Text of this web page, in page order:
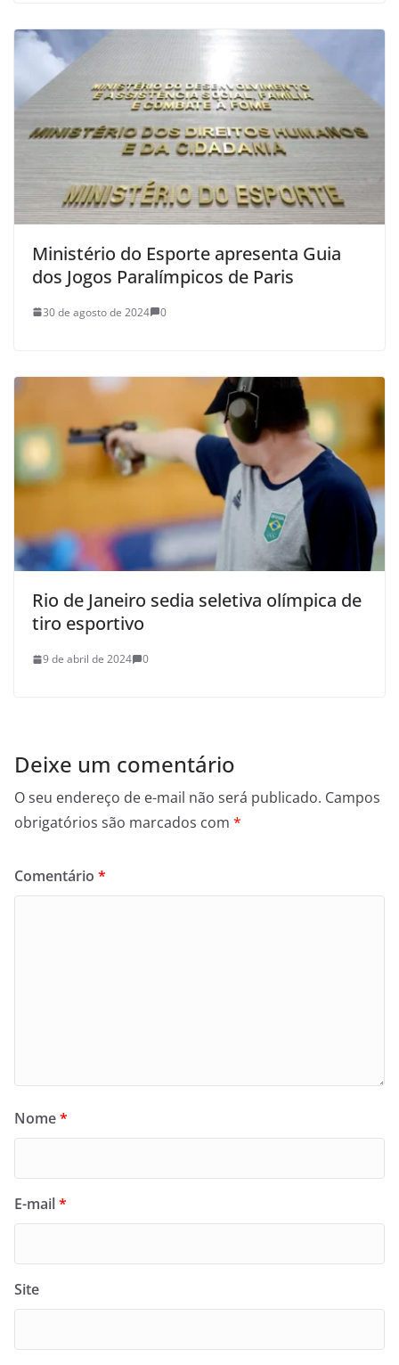
Ministério do Esporte apresenta Guia
dos Jogos Paralímpicos de Paris
30 de agosto de 2024 0
Rio de Janeiro sedia seletiva olímpica de
tiro esportivo
9 de abril de 2024 0
Deixe um comentário
O seu endereço de e-mail não será publicado. Campos
obrigatórios são marcados com *
Comentário *
Nome*
E-mail*
Site